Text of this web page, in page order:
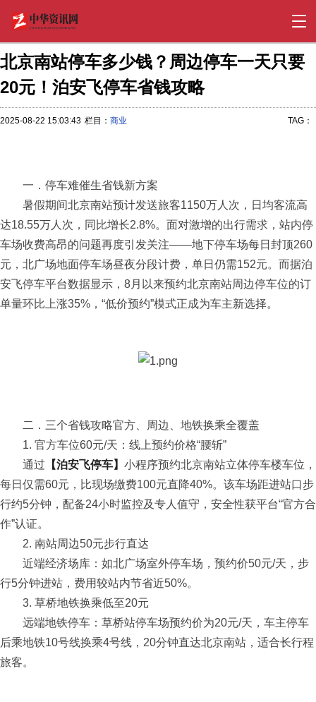
北京南站停车多少钱？周边停车一天只要
20元！泊安飞停车省钱攻略
2025-08-22 15:03:43 栏目： 商业 TAG：
一．停车难催生省钱新方案
暑假期间北京南站预计发送旅客1150万人次，日均客流高
达18.55万人次，同比增长2.8%。面对激增的出行需求，站内停
车场收费高昂的问题再度引发关注——地下停车场每日封顶260
元，北广场地面停车场昼夜分段计费，单日仍需152元。而据泊
安飞停车平台数据显示，8月以来预约北京南站周边停车位的订
单量环比上涨35%，“低价预约”模式正成为车主新选择。
二．三个省钱攻略官方、周边、地铁换乘全覆盖
1. 官方车位60元/天：线上预约价格“腰斩”
通过 【泊安飞停车】 小程序预约北京南站立体停车楼车位，
每日仅需60元，比现场缴费100元直降40%。该车场距进站口步
行约5分钟，配备24小时监控及专人值守，安全性获平台“官方合
作”认证。
2. 南站周边50元步行直达
近端经济场库：如北广场室外停车场，预约价50元/天，步
行5分钟进站，费用较站内节省近50%。
3. 草桥地铁换乘低至20元
远端地铁停车：草桥站停车场预约价为20元/天，车主停车
后乘地铁10号线换乘4号线，20分钟直达北京南站，适合长行程
旅客。